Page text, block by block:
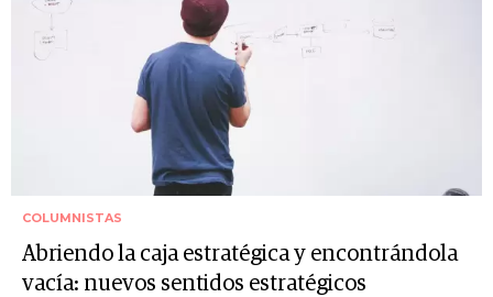
COLUMNISTAS
Abriendo la caja estratégica y encontrándola
vacía: nuevos sentidos estratégicos